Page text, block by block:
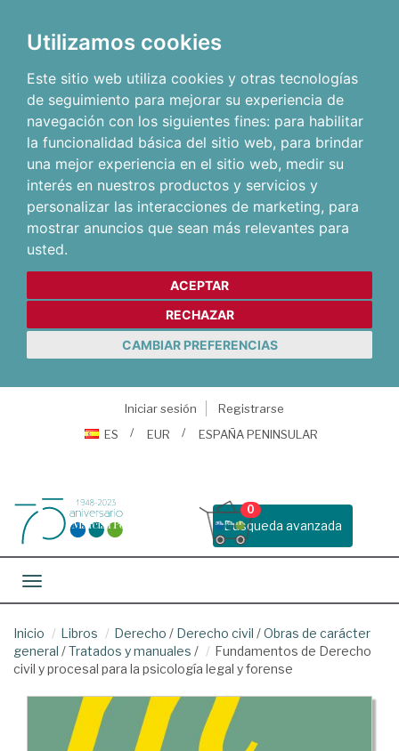
Utilizamos cookies
Este sitio web utiliza cookies y otras tecnologías
de seguimiento para mejorar su experiencia de
navegación con los siguientes fines: para habilitar
la funcionalidad básica del sitio web, para brindar
una mejor experiencia en el sitio web, medir su
interés en nuestros productos y servicios y
personalizar las interacciones de marketing, para
mostrar anuncios que sean más relevantes para
usted.
ACEPTAR
RECHAZAR
CAMBIAR PREFERENCIAS
Iniciar sesión
Registrarse
ES
EUR ESPAÑA PENINSULAR
Busqueda avanzada
0
Toggle navigation
Inicio Libros Derecho / Derecho civil /Obras de carácter
general /Tratados y manuales /
Fundamentos de Derecho
civil y procesal para la psicología legal y forense